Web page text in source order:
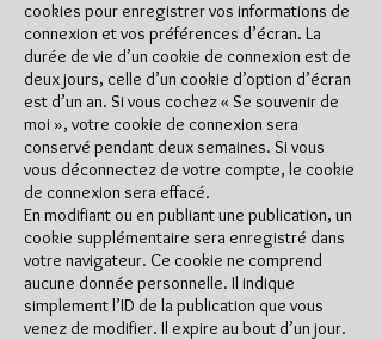
cookies pour enregistrer vos informations de
connexion et vos préférences d’écran. La
durée de vie d’un cookie de connexion est de
deux jours, celle d’un cookie d’option d’écran
est d’un an. Si vous cochez « Se souvenir de
moi », votre cookie de connexion sera
conservé pendant deux semaines. Si vous
vous déconnectez de votre compte, le cookie
de connexion sera effacé.
En modifiant ou en publiant une publication, un
cookie supplémentaire sera enregistré dans
votre navigateur. Ce cookie ne comprend
aucune donnée personnelle. Il indique
simplement l’ID de la publication que vous
venez de modifier. Il expire au bout d’un jour.